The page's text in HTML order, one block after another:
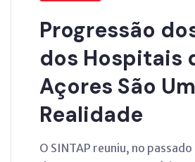
Progressão
dos Hospitais
Açores São
Realidade
O SINTAP reuniu, no